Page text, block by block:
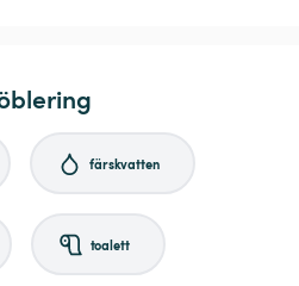
färskvatten
toalett